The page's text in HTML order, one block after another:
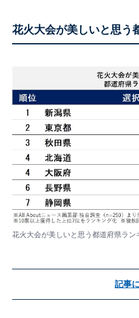
花火大会が美しいと思う
花火大会が美しいと思う都道府県ラン
記事